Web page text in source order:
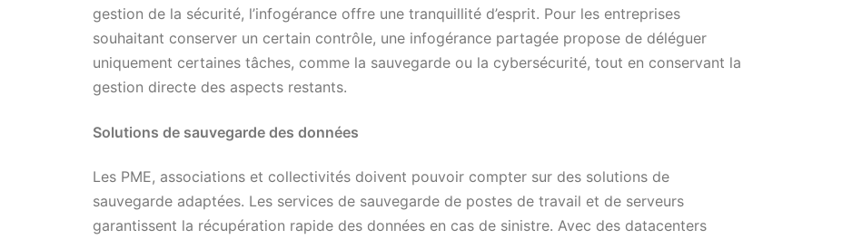
gestion de la sécurité, l’infogérance offre une tranquillité d’esprit. Pour les entreprises
souhaitant conserver un certain contrôle, une infogérance partagée propose de déléguer
uniquement certaines tâches, comme la sauvegarde ou la cybersécurité, tout en conservant la
gestion directe des aspects restants.
Solutions de sauvegarde des données
Les PME, associations et collectivités doivent pouvoir compter sur des solutions de
sauvegarde adaptées. Les services de sauvegarde de postes de travail et de serveurs
garantissent la récupération rapide des données en cas de sinistre. Avec des datacenters